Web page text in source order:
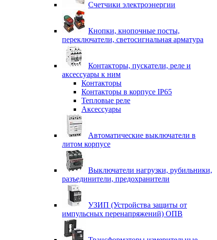
Счетчики электроэнергии
Кнопки, кнопочные посты,
переключатели, светосигнальная арматура
Контакторы, пускатели, реле и
аксессуары к ним
Контакторы
Контакторы в корпусе IP65
Тепловые реле
Аксессуары
Автоматические выключатели в
литом корпусе
Выключатели нагрузки, рубильники,
разъединители, предохранители
УЗИП (Устройства защиты от
импульсных перенапряжений) ОПВ